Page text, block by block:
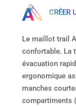
CRÉER
Le maillot trail
confortable. La
évacuation
ergonomique
manches
compartiments